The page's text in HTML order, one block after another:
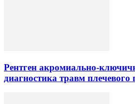
Рентген акромиально-
диагностика травм плечевого